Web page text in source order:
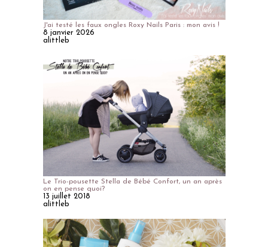
J'ai testé les faux ongles Roxy Nails Paris : mon avis !
8 janvier 2026
alittleb
Le Trio-pousette Stella de Bébé Confort, un an après
on en pense quoi?
13 juillet 2018
alittleb